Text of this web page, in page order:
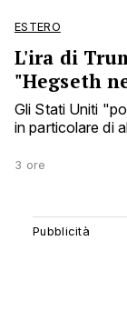
ESTERO
L'ira di
"Hegseth
Gli Stati Uniti
in particolare di
3 ore